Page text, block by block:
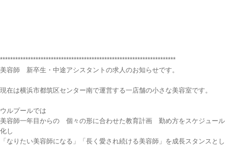
*********************************************************************
美容師 新卒生・中途アシスタントの求人のお知らせです。
現在は横浜市都筑区センター南で運営する一店舗の小さな美容室です。
ウルプールでは
美容師一年目からの 個々の形に合わせた教育計画 勤め方をスケジュール
化し
「なりたい美容師になる」「長く愛され続ける美容師」を成長スタンスとし